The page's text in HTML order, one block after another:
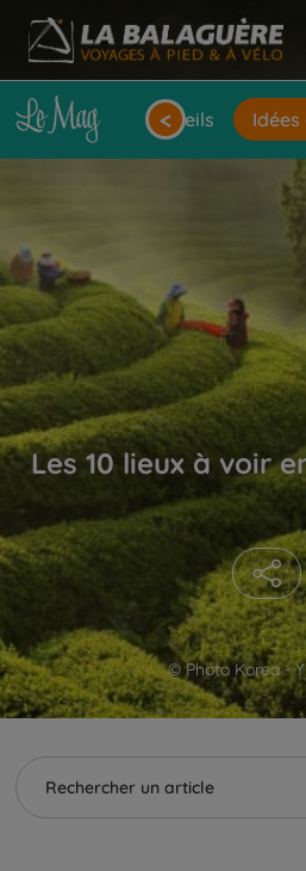
Actualités Conseils
<
© Photo Korea -
Les 10 lieux à voir